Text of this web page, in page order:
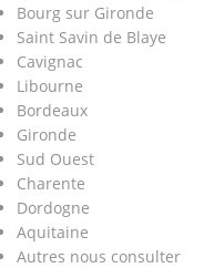
Bourg sur Gironde
Saint Savin de Blaye
Cavignac
Libourne
Bordeaux
Gironde
Sud Ouest
Charente
Dordogne
Aquitaine
Autres nous consulter